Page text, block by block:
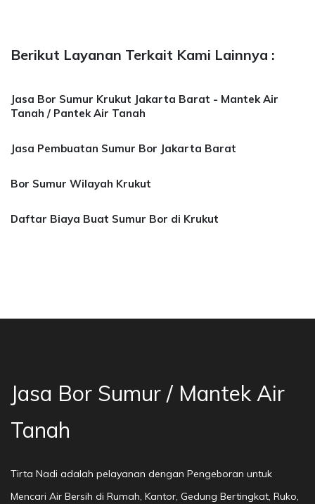
Berikut Layanan Terkait Kami Lainnya :
Jasa Bor Sumur Krukut Jakarta Barat - Mantek Air
Tanah / Pantek Air Tanah
Jasa Pembuatan Sumur Bor Jakarta Barat
Bor Sumur Wilayah Krukut
Daftar Biaya Buat Sumur Bor di Krukut
Jasa Bor Sumur / Mantek Air
Tanah
Tirta Nadi adalah pelayanan dengan Pengeboran untuk
Mencari Air Bersih di Rumah, Kantor, Gedung Bertingkat, Ruko,